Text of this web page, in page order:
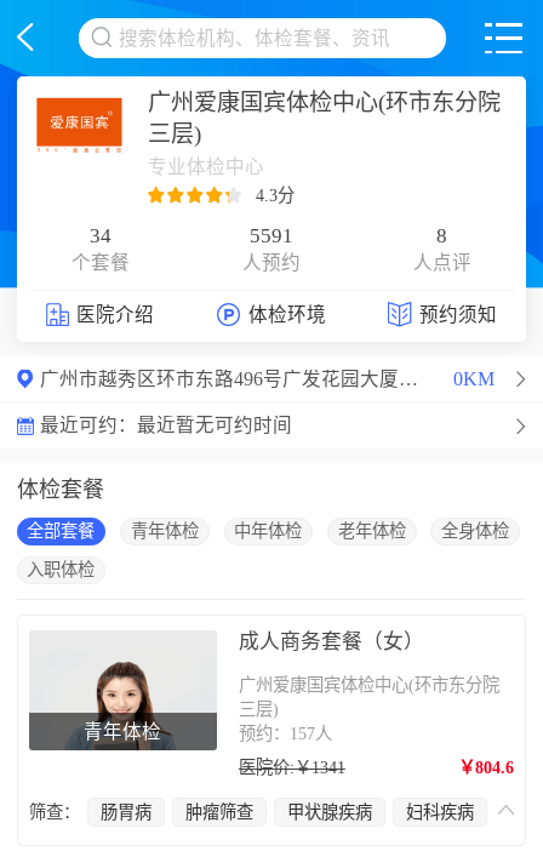
<
广州爱康国宾体检中心(环市东分院
三层)
专业体检中心
4.3分
34
个套餐
5591
人预约
8
人点评
医院介绍 体检环境 预约须知
广州市越秀区环市东路496号广发花园大厦3层 0KM
最近可约：最近暂无可约时间
体检套餐
全部套餐 青年体检 中年体检 老年体检 全身体检
入职体检
青年体检
成人商务套餐（女）
广州爱康国宾体检中心(环市东分院
三层)
预约：157人
医院价:￥1341
￥804.6
筛查： 肠胃病 肿瘤筛查 甲状腺疾病
妇科疾病